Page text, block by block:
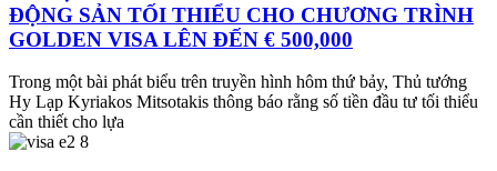
ĐỘNG SẢN TỐI THIỂU CHO CHƯƠNG TRÌNH
GOLDEN VISA LÊN ĐẾN € 500,000
Trong một bài phát biểu trên truyền hình hôm thứ bảy, Thủ tướng
Hy Lạp Kyriakos Mitsotakis thông báo rằng số tiền đầu tư tối thiểu
cần thiết cho lựa